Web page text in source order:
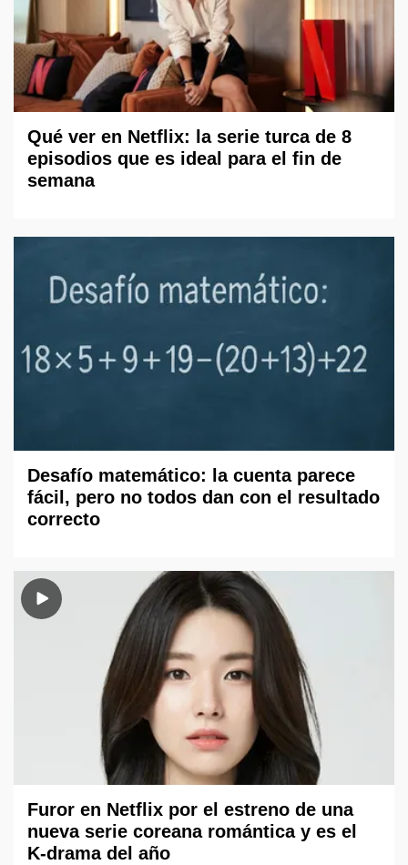
Qué ver en Netflix: la serie turca de 8
episodios que es ideal para el fin de
semana
Desafío matemático: la cuenta parece
fácil, pero no todos dan con el resultado
correcto
Furor en Netflix por el estreno de una
nueva serie coreana romántica y es el
K-drama del año